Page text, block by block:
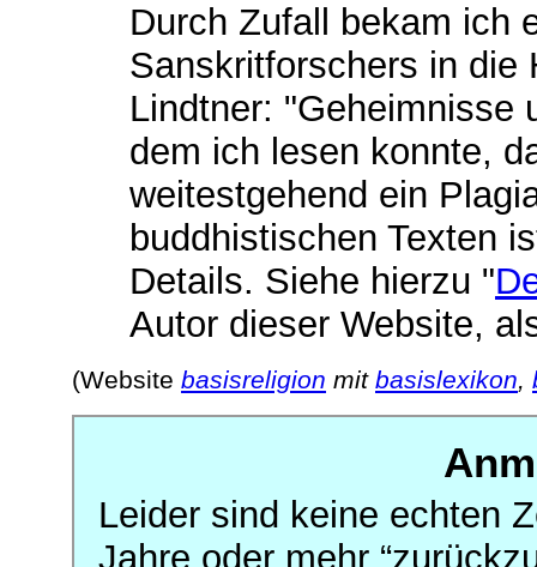
Durch Zufall bekam ich
Sanskritforschers in die
Lindtner: "Geheimnisse
dem ich lesen konnte,
weitestgehend ein
buddhistischen Texten
Details. Siehe hierzu "
Autor dieser Website,
(Website basisreligion mit basislexikon,